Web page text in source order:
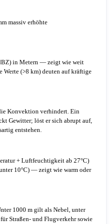
massiv erhöhte
in Metern — zeigt wie weit
(>8 km) deuten auf kräftige
Konvektion verhindert. Ein
Gewitter; löst er sich abrupt auf,
entstehen.
+ Luftfeuchtigkeit ab 27°C)
10°C) — zeigt wie warm oder
1000 m gilt als Nebel, unter
Straßen- und Flugverkehr sowie